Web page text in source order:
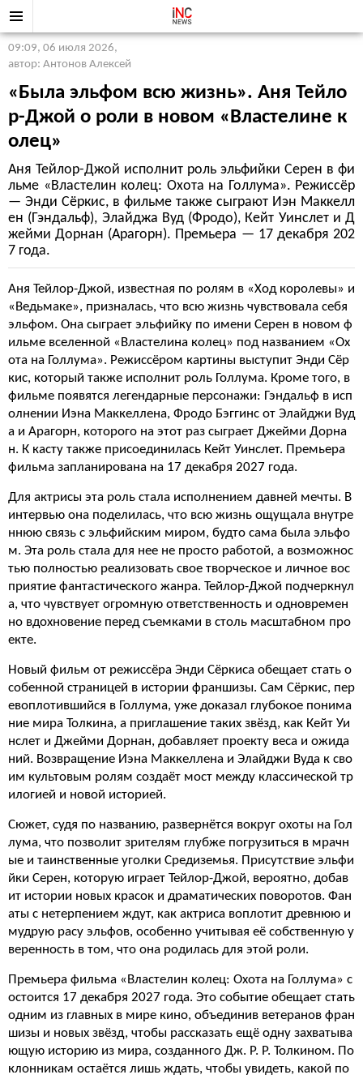
09:09, 06 июля 2026,
автор: Антонов Алексей
«Была эльфом всю жизнь». Аня Тейло
р-Джой о роли в новом «Властелине к
олец»
Аня Тейлор-Джой исполнит роль эльфийки Серен в фи
льме «Властелин колец: Охота на Голлума». Режиссёр
— Энди Сёркис, в фильме также сыграют Иэн Маккелл
ен (Гэндальф), Элайджа Вуд (Фродо), Кейт Уинслет и Д
жейми Дорнан (Арагорн). Премьера — 17 декабря 202
7 года.
Аня Тейлор-Джой, известная по ролям в «Ход королевы» и
«Ведьмаке», призналась, что всю жизнь чувствовала себя
эльфом. Она сыграет эльфийку по имени Серен в новом ф
ильме вселенной «Властелина колец» под названием «Ох
ота на Голлума». Режиссёром картины выступит Энди Сёр
кис, который также исполнит роль Голлума. Кроме того, в
фильме появятся легендарные персонажи: Гэндальф в исп
олнении Иэна Маккеллена, Фродо Бэггинс от Элайджи Вуд
а и Арагорн, которого на этот раз сыграет Джейми Дорна
н. К касту также присоединилась Кейт Уинслет. Премьера
фильма запланирована на 17 декабря 2027 года.
Для актрисы эта роль стала исполнением давней мечты. В
интервью она поделилась, что всю жизнь ощущала внутре
ннюю связь с эльфийским миром, будто сама была эльфо
м. Эта роль стала для нее не просто работой, а возможнос
тью полностью реализовать свое творческое и личное вос
приятие фантастического жанра. Тейлор-Джой подчеркнул
а, что чувствует огромную ответственность и одновремен
но вдохновение перед съемками в столь масштабном про
екте.
Новый фильм от режиссёра Энди Сёркиса обещает стать о
собенной страницей в истории франшизы. Сам Сёркис, пер
евоплотившийся в Голлума, уже доказал глубокое понима
ние мира Толкина, а приглашение таких звёзд, как Кейт Уи
нслет и Джейми Дорнан, добавляет проекту веса и ожида
ний. Возвращение Иэна Маккеллена и Элайджи Вуда к сво
им культовым ролям создаёт мост между классической тр
илогией и новой историей.
Сюжет, судя по названию, развернётся вокруг охоты на Гол
лума, что позволит зрителям глубже погрузиться в мрачн
ые и таинственные уголки Средиземья. Присутствие эльфи
йки Серен, которую играет Тейлор-Джой, вероятно, добав
ит истории новых красок и драматических поворотов. Фан
аты с нетерпением ждут, как актриса воплотит древнюю и
мудрую расу эльфов, особенно учитывая её собственную у
веренность в том, что она родилась для этой роли.
Премьера фильма «Властелин колец: Охота на Голлума» с
остоится 17 декабря 2027 года. Это событие обещает стать
одним из главных в мире кино, объединив ветеранов фран
шизы и новых звёзд, чтобы рассказать ещё одну захватыва
ющую историю из мира, созданного Дж. Р. Р. Толкином. По
клонникам остаётся лишь ждать, чтобы увидеть, какой по